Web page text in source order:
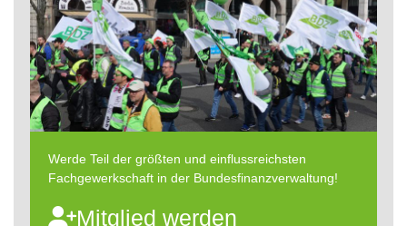
Werde Teil der größten und einflussreichsten
Fachgewerkschaft in der Bundesfinanzverwaltung!
Mitglied werden